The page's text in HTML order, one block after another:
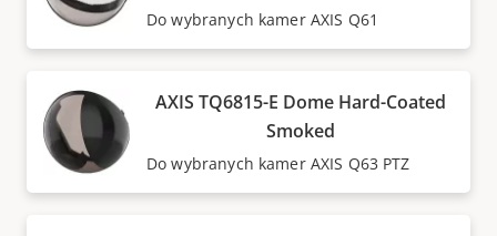
Do wybranych kamer AXIS Q61
AXIS TQ6815-E Dome Hard-Coated
Smoked
Do wybranych kamer AXIS Q63 PTZ